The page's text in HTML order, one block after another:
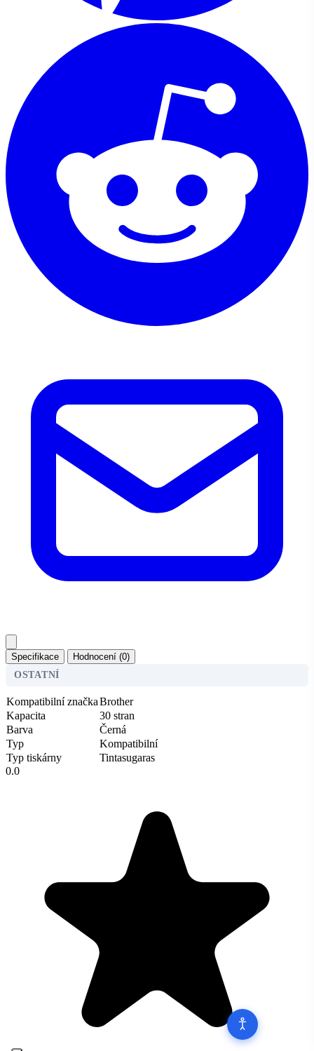
Specifikace
Hodnocení (0)
OSTATNÍ
Kompatibilní značkaBrother
Kapacita
30 stran
Barva
Černá
Typ
Kompatibilní
Typ tiskárny
Tintasugaras
0.0